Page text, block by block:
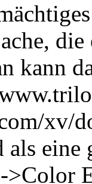
kann
xv/
als
>Color